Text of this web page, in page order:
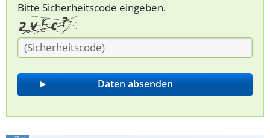
Bitte Sicherheitscode eingeben.